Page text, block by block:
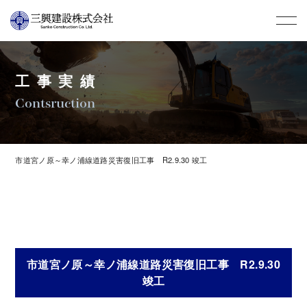
工事実績
Contsruction
市道宮ノ原～幸ノ浦線道路災害復旧工事 R2.9.30 竣工
市道宮ノ原～幸ノ浦線道路災害復旧工事 R2.9.30
竣工